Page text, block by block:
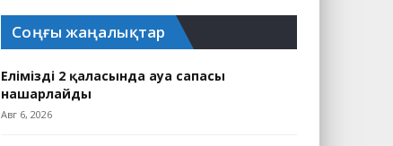
Соңғы жаңалықтар
Еліміздің 2 қаласында ауа сапасы
нашарлайды
Авг 6, 2026